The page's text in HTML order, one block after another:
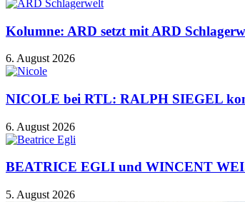
Kolumne: ARD setzt mit ARD
6. August 2026
NICOLE bei RTL: RALPH SIEGEL
6. August 2026
BEATRICE EGLI und WINCENT
5. August 2026